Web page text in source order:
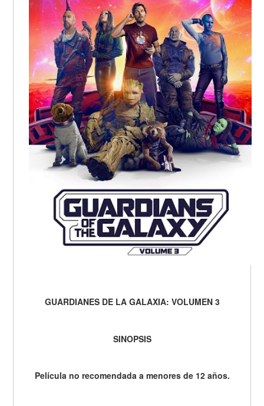
GUARDIANES DE LA GALAXIA: VOLUMEN 3
SINOPSIS
Película no recomendada a menores de 12 años.